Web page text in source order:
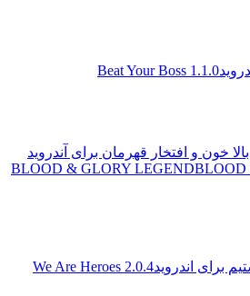
Beat Your Boss 1.1.0
خون و افتخار قهرمان برای آندروید
BLOOD & GLORY LEGEND
اندروید We Are Heroes 2.0.4